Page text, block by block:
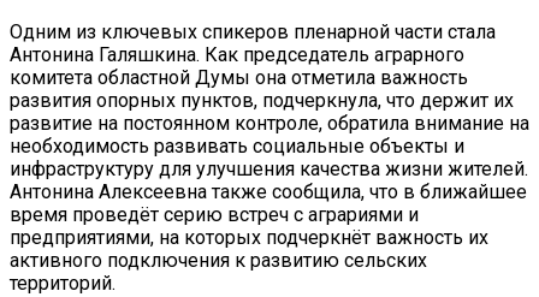
Одним из ключевых спикеров пленарной части стала
Антонина Галяшкина. Как председатель аграрного
комитета областной Думы она отметила важность
развития опорных пунктов, подчеркнула, что держит их
развитие на постоянном контроле, обратила внимание на
необходимость развивать социальные объекты и
инфраструктуру для улучшения качества жизни жителей.
Антонина Алексеевна также сообщила, что в ближайшее
время проведёт серию встреч с аграриями и
предприятиями, на которых подчеркнёт важность их
активного подключения к развитию сельских
территорий.